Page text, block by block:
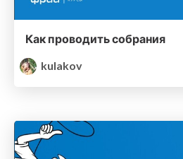
Как проводить собрания
kulakov